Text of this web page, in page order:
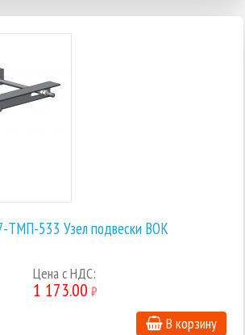
ТМП-533 Узел подвески ВОК
Цена с НДС:
1 173.00 ₽
В корзину